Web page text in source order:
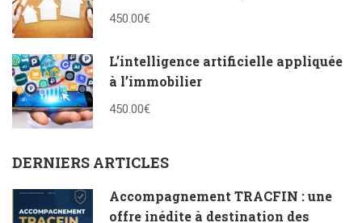
450.00€
L’intelligence artificielle appliquée
à l’immobilier
450.00€
DERNIERS ARTICLES
Accompagnement TRACFIN : une
offre inédite à destination des